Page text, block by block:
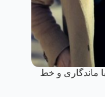
ماندگاری و خط